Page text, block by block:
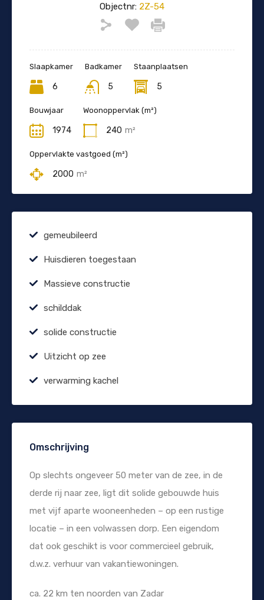
Objectnr: 2Z-54
Slaapkamer
6
Badkamer
5
Staanplaatsen
5
Bouwjaar
1974
Woonoppervlak (m²)
240 m²
Oppervlakte vastgoed (m²)
2000 m²
gemeubileerd
Huisdieren toegestaan
Massieve constructie
schilddak
solide constructie
Uitzicht op zee
verwarming kachel
Omschrijving
Op slechts ongeveer 50 meter van de zee, in de
derde rij naar zee, ligt dit solide gebouwde huis
met vijf aparte wooneenheden – op een rustige
locatie – in een volwassen dorp. Een eigendom
dat ook geschikt is voor commercieel gebruik,
d.w.z. verhuur van vakantiewoningen.
ca. 22 km ten noorden van Zadar